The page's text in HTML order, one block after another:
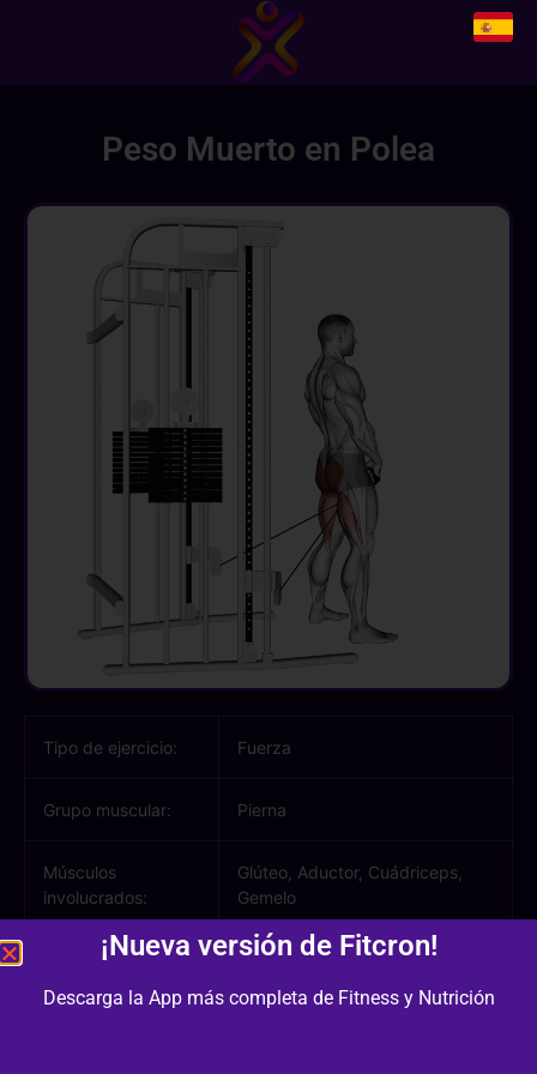
Peso Muerto en Polea
Tipo de ejercicio: Fuerza
Grupo muscular: Pierna
Músculos
involucrados:
Glúteo, Aductor, Cuádriceps,
Gemelo
Equipamiento /
Polea
¡Nueva versión de Fitcron!
Descarga la App más completa de Fitness y Nutrición